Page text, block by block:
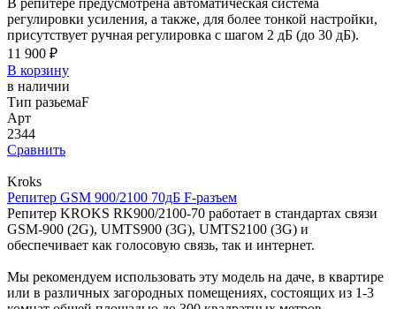
регулировки усиления, а также, для более тонкой настройки,
присутствует ручная регулировка с шагом 2 дБ (до 30 дБ).
11 900 ₽
В корзину
в наличии
Тип разьемаF
Арт
2344
Сравнить
Kroks
Репитер GSM 900/2100 70дБ F-разъем
Репитер KROKS RK900/2100-70 работает в стандартах связи
GSM-900 (2G), UMTS900 (3G), UMTS2100 (3G) и
обеспечивает как голосовую связь, так и интернет.
Мы рекомендуем использовать эту модель на даче, в квартире
или в различных загородных помещениях, состоящих из 1-3